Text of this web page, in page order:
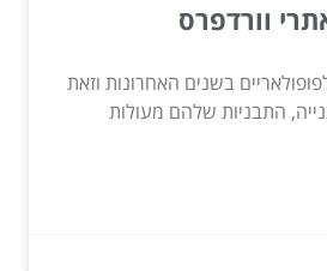
וורדפרס
בשנים האחרונות וזאת
התבניות שלהם מעולות